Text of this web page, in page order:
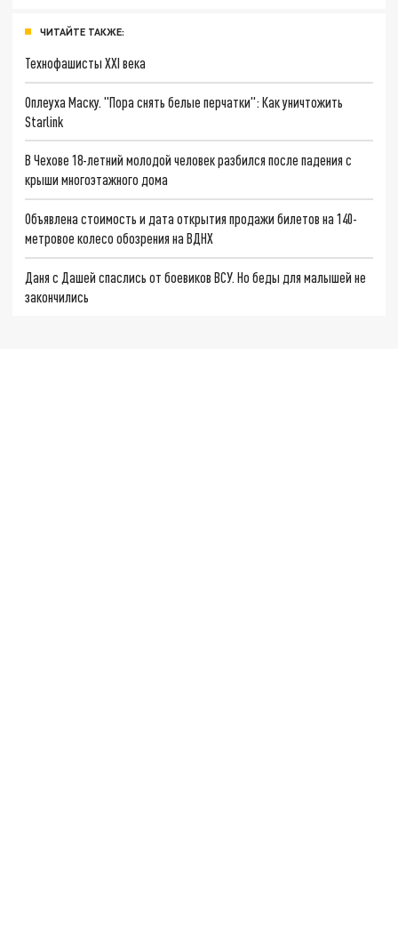
ЧИТАЙТЕ ТАКЖЕ:
Технофашисты XXI века
Оплеуха Маску. "Пора снять белые перчатки": Как уничтожить
Starlink
В Чехове 18-летний молодой человек разбился после падения с
крыши многоэтажного дома
Объявлена стоимость и дата открытия продажи билетов на 140-
метровое колесо обозрения на ВДНХ
Даня с Дашей спаслись от боевиков ВСУ. Но беды для малышей не
закончились